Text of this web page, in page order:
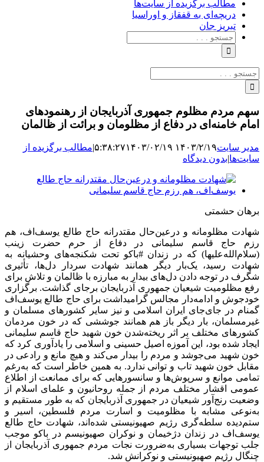
مطالب برگزیده از سایت‌ها
دریچه‌ای به قفقاز و اوراسیا
تبریزِ جان
جستجو
برای:
جستجو
برای:
سهم مردم مظلوم جمهوری آذربایجان از رهنمودهای
امام خامنه‌ای در دفاع از مظلومان و برائت از ظالمان
مدیر سایت۱۴۰۳/۲/۱۹ ۵:۳۸:۲۷ ۱۴۰۳/۰۲/۱۹ |مطالب برگزیده از
سایت‌ها|بدون دیدگاه
نمایش
تصویر
برهان حشمتی
شهادت مظلومانه و درعین‌حال مقتدرانه حاج طالع یوسف‌اف، هم
رزم حاج قاسم سلیمانی در دفاع از حرم حضرت زینب
(سلام‌الله‌علیها) که در زندان #باکو تحت شکنجه‌های وحشیانه به
شهادت رسید، یک‌بار دیگر همانند شهادت سردار دل‌ها، تأثیری
شگرف در توجه دادن دل‌های بیدار به مبارزه با ظالمان و تلاش برای
رفع مظلومیت شیعیان جمهوری آذربایجان برجای گذاشت. برگزاری
خودجوش و ادامه‌دار مجالس گرامیداشت برای حاج طالع یوسف‌اف
گمنام در جای‌جای ایران اسلامی و نیز سایر کشورهای مسلمان و
غیرمسلمان، بار دیگر باز هم همانند جوششی که در خون مردمان
کشورهای مختلف بر اثر ریخته‌شدن خون شهید حاج قاسم سلیمانی
ایجاد شده بود، این آموزه اصیل حسینی و اسلامی را یادآوری کرد که
خون شهید می‌جوشد و مردم را بیدار می‌کند و هیچ مانع و رادعی در
مقابل خون شهید تاب و توانی ندارد. به همین خاطر است که به‌رغم
تمامی موانع و سرپوش‌ها و سانسورهایی که برای ممانعت از اطلاع
عمومی اقشار مختلف مردم از جمله روحانیون و علمای اسلام از
وضعیت رنج‌آور شیعیان در جمهوری آذربایجان که به طور مستقیم و
به‌نوعی مشابه با مظلومیت و اسارت مردم فلسطین، اسیر و
ستم‌دیده سلطه‌گری رژیم صهیونیستی شده‌اند، شهادت حاج طالع
یوسف‌اف در زندان دژخیمان و نوکران صهیونیسم در باکو موجب
جلب توجهات بسیاری به‌ضرورت نجات مردم جمهوری آذربایجان از
چنگال رژیم صهیونیستی و نوکرانش شد.